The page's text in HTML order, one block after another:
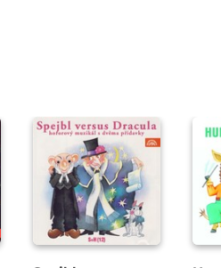
Přehrát
ukázku